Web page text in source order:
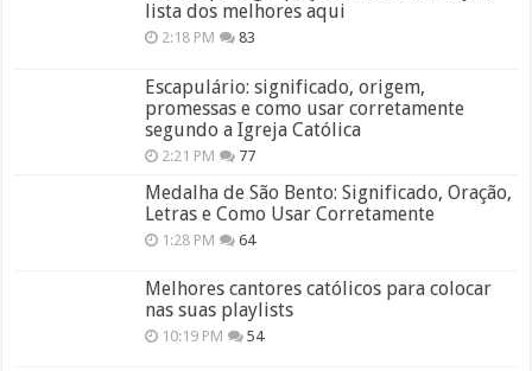
lista dos melhores aqui
2:18 PM 83
Escapulário: significado, origem,
promessas e como usar corretamente
segundo a Igreja Católica
2:21 PM 77
Medalha de São Bento: Significado, Oração,
Letras e Como Usar Corretamente
1:28 PM 64
Melhores cantores católicos para colocar
nas suas playlists
10:19 PM 54